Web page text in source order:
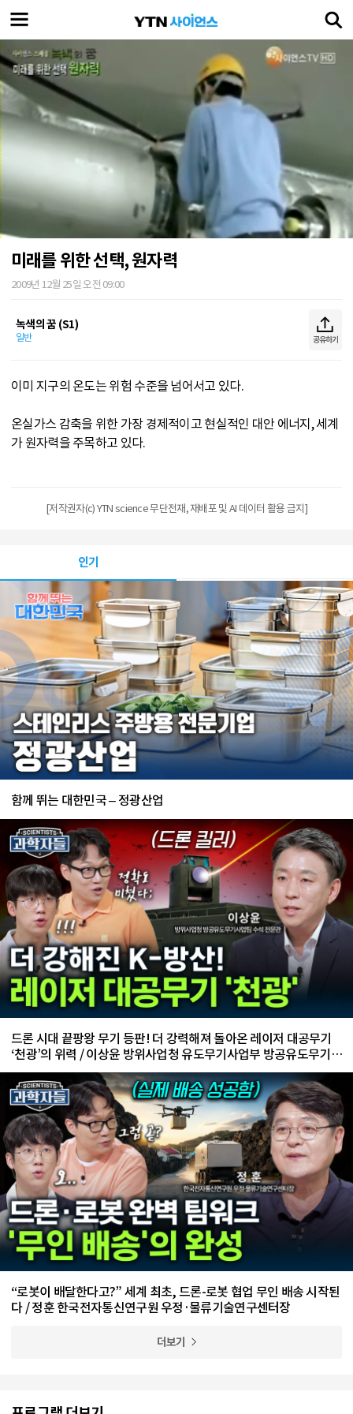
미래를 위한 선택, 원자력
2009년 12월 25일 오전 09:00
녹색의 꿈 (S1)
일반 공유하기
이미 지구의 온도는 위험 수준을 넘어서고 있다.
온실가스 감축을 위한 가장 경제적이고 현실적인 대안 에너지, 세계
가 원자력을 주목하고 있다.
[저작권자(c) YTN science 무단전재, 재배포 및 AI 데이터 활용 금지]
인기
함께 뛰는 대한민국 – 정광산업
드론 시대 끝팡왕 무기 등판! 더 강력해져 돌아온 레이저 대공무기
‘천광’의 위력 / 이상윤 방위사업청 유도무기사업부 방공유도무기사
업팀 수석 전문관
“로봇이 배달한다고?” 세계 최초, 드론-로봇 협업 무인 배송 시작된
다 / 정훈 한국전자통신연구원 우정·물류기술연구센터장
더보기